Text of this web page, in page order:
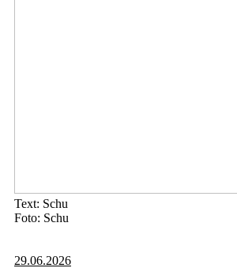
Text: Schu
Foto: Schu
29.06.2026